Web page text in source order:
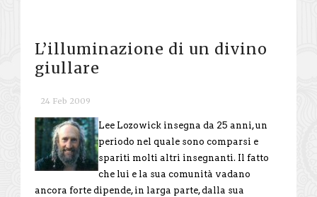
L’illuminazione di un divino
giullare
24 Feb 2009
Lee Lozowick insegna da 25 anni, un
periodo nel quale sono comparsi e
spariti molti altri insegnanti. Il fatto
che lui e la sua comunità vadano
ancora forte dipende, in larga parte, dalla sua